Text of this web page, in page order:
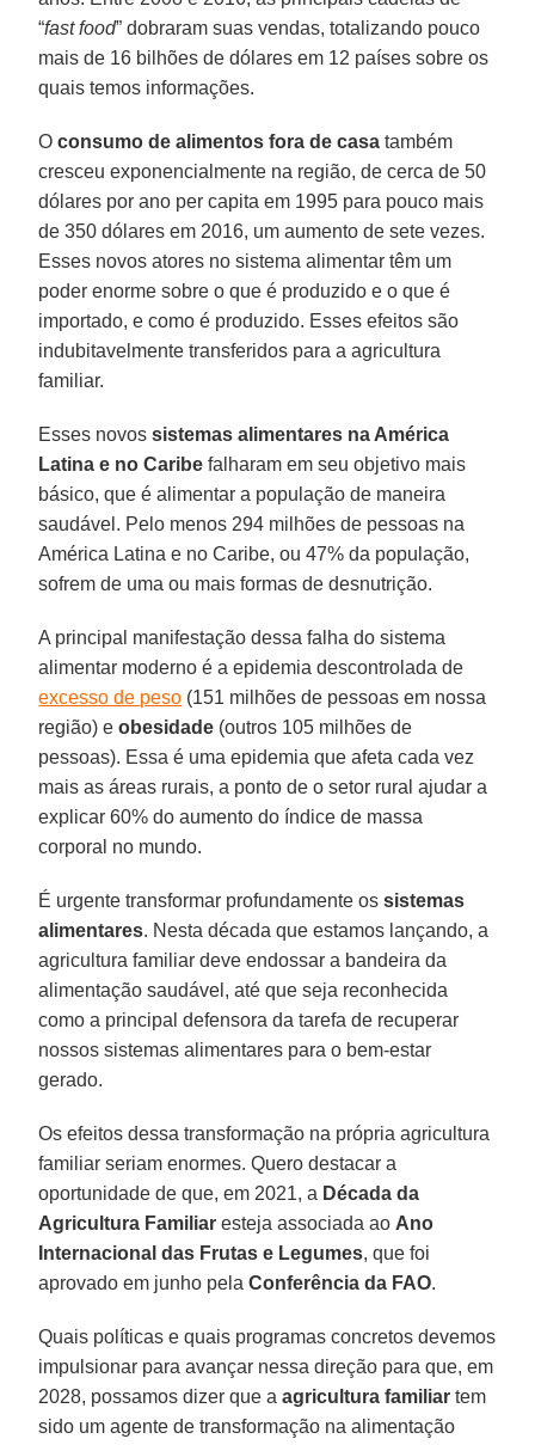
“fast food” dobraram suas vendas, totalizando pouco
mais de 16 bilhões de dólares em 12 países sobre os
quais temos informações.
O consumo de alimentos fora de casa também
cresceu exponencialmente na região, de cerca de 50
dólares por ano per capita em 1995 para pouco mais
de 350 dólares em 2016, um aumento de sete vezes.
Esses novos atores no sistema alimentar têm um
poder enorme sobre o que é produzido e o que é
importado, e como é produzido. Esses efeitos são
indubitavelmente transferidos para a agricultura
familiar.
Esses novossistemas alimentares na América
Latina e no Caribe falharam em seu objetivo mais
básico, que é alimentar a população de maneira
saudável. Pelo menos 294 milhões de pessoas na
América Latina e no Caribe, ou 47% da população,
sofrem de uma ou mais formas de desnutrição.
A principal manifestação dessa falha do sistema
alimentar moderno é a epidemia descontrolada de
excesso de peso (151 milhões de pessoas em nossa
região) eobesidade (outros 105 milhões de
pessoas). Essa é uma epidemia que afeta cada vez
mais as áreas rurais, a ponto de o setor rural ajudar a
explicar 60% do aumento do índice de massa
corporal no mundo.
É urgente transformar profundamente ossistemas
alimentares. Nesta década que estamos lançando, a
agricultura familiar deve endossar a bandeira da
alimentação saudável, até que seja reconhecida
como a principal defensora da tarefa de recuperar
nossos sistemas alimentares para o bem-estar
gerado.
Os efeitos dessa transformação na própria agricultura
familiar seriam enormes. Quero destacar a
oportunidade de que, em 2021, a Década da
Agricultura Familiar esteja associada ao Ano
Internacional das Frutas e Legumes, que foi
aprovado em junho pelaConferência da FAO.
Quais políticas e quais programas concretos devemos
impulsionar para avançar nessa direção para que, em
2028, possamos dizer que aagricultura familiar tem
sido um agente de transformação na alimentação